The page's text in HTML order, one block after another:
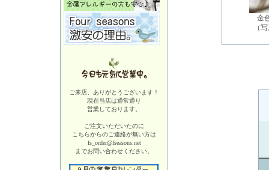
ご来店、ありがとうございます！
現在当店は通常通り
営業しております。
ご注文いただいたのに
こちらからのご連絡が無い方は
fs_order@fseasons.net
までお問い合わせください。
金
（